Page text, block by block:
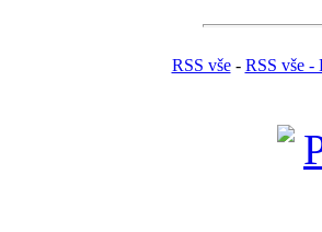
RSS vše- RSS vše -